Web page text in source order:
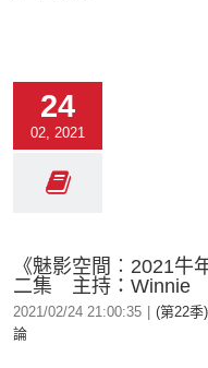
24
02, 2021
《魅影空間︰2021牛
二集 主持：Winnie
2021/02/24 21:00:35 (第22季
論